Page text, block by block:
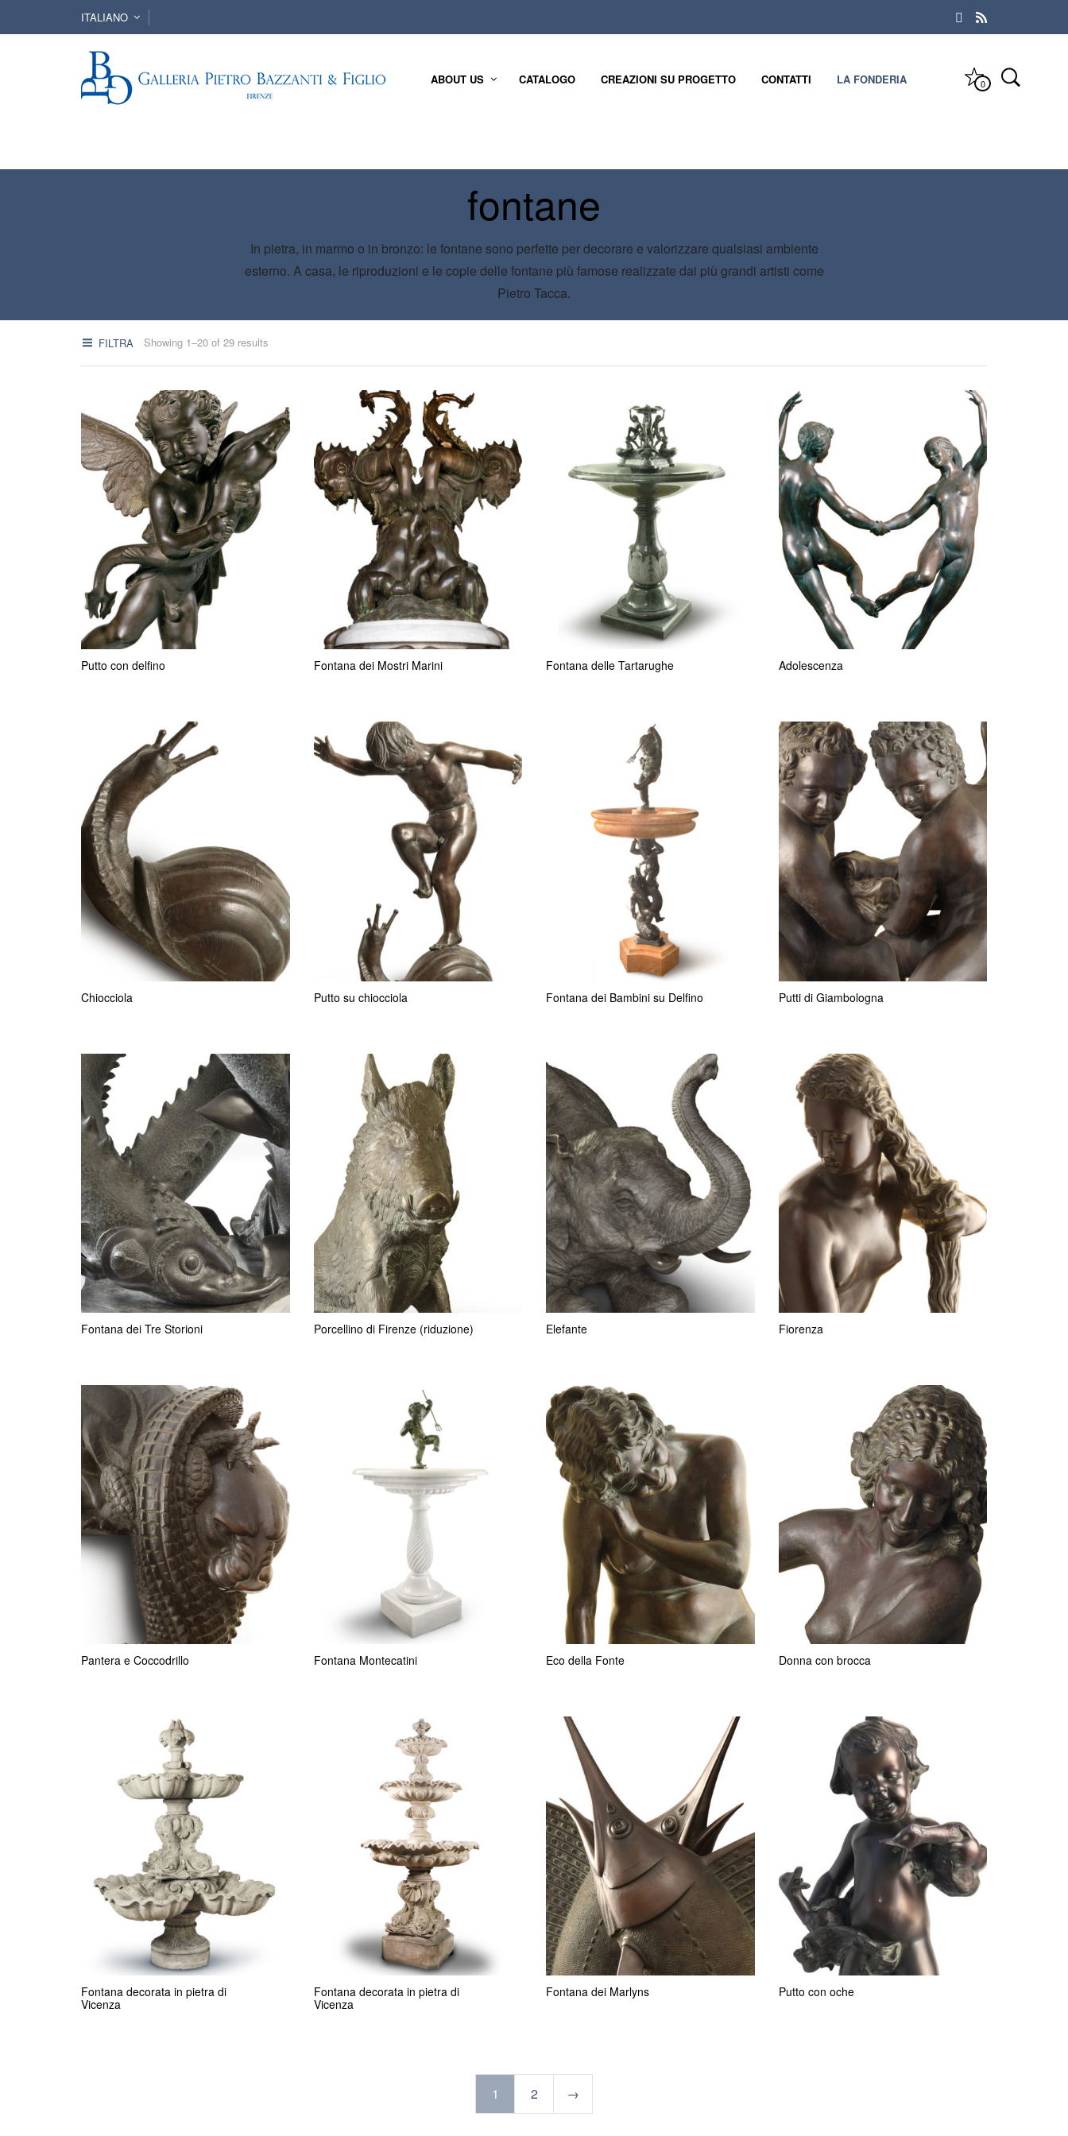
ITALIANO
ABOUT US CATALOGO CREAZIONI SU PROGETTO CONTATTI LA FONDERIA 0
fontane
In pietra, in marmo o in bronzo: le fontane sono perfette per decorare e valorizzare qualsiasi ambiente
esterno. A casa, le riproduzioni e le copie delle fontane più famose realizzate dai più grandi artisti come
Pietro Tacca.
FILTRA Showing 1–20 of 29 results
Putto con delfino Fontana dei Mostri Marini Fontana delle Tartarughe Adolescenza
Chiocciola Putto su chiocciola Fontana dei Bambini su Delfino Putti di Giambologna
Fontana dei Tre Storioni Porcellino di Firenze (riduzione) Elefante Fiorenza
Pantera e Coccodrillo Fontana Montecatini Eco della Fonte Donna con brocca
Fontana decorata in pietra di
Vicenza
Fontana decorata in pietra di
Vicenza
Fontana dei Marlyns Putto con oche
1 2 →